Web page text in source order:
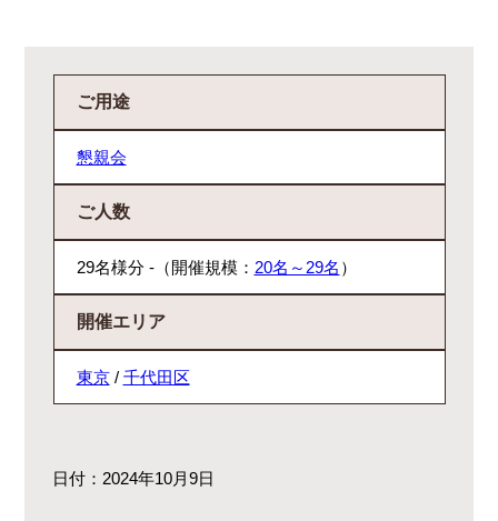
ご用途
懇親会
ご人数
29名様分 -（開催規模： 20名～29名 ）
開催エリア
東京/ 千代田区
日付：2024年10月9日